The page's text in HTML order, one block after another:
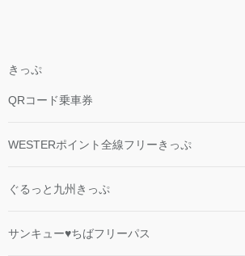
きっぷ
QRコード乗車券
WESTERポイント全線フリーきっぷ
ぐるっと九州きっぷ
サンキュー♥ちばフリーパス